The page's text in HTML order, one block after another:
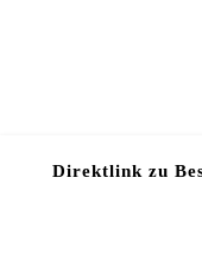
Direktlink zu